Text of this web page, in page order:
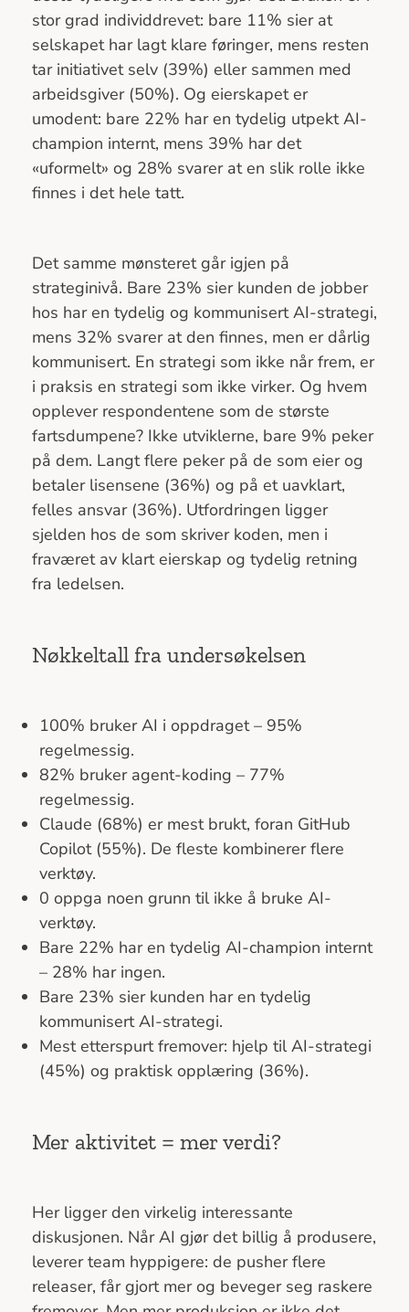
stor grad individdrevet: bare 11% sier at
selskapet har lagt klare føringer, mens resten
tar initiativet selv (39%) eller sammen med
arbeidsgiver (50%). Og eierskapet er
umodent: bare 22% har en tydelig utpekt AI-
champion internt, mens 39% har det
«uformelt» og 28% svarer at en slik rolle ikke
finnes i det hele tatt.
Det samme mønsteret går igjen på
strateginivå. Bare 23% sier kunden de jobber
hos har en tydelig og kommunisert AI-strategi,
mens 32% svarer at den finnes, men er dårlig
kommunisert. En strategi som ikke når frem, er
i praksis en strategi som ikke virker. Og hvem
opplever respondentene som de største
fartsdumpene? Ikke utviklerne, bare 9% peker
på dem. Langt flere peker på de som eier og
betaler lisensene (36%) og på et uavklart,
felles ansvar (36%). Utfordringen ligger
sjelden hos de som skriver koden, men i
fraværet av klart eierskap og tydelig retning
fra ledelsen.
Nøkkeltall fra undersøkelsen
100% bruker AI i oppdraget – 95%
regelmessig.
82% bruker agent-koding – 77%
regelmessig.
Claude (68%) er mest brukt, foran GitHub
Copilot (55%). De fleste kombinerer flere
verktøy.
0 oppga noen grunn til ikke å bruke AI-
verktøy.
Bare 22% har en tydelig AI-champion internt
– 28% har ingen.
Bare 23% sier kunden har en tydelig
kommunisert AI-strategi.
Mest etterspurt fremover: hjelp til AI-strategi
(45%) og praktisk opplæring (36%).
Mer aktivitet = mer verdi?
Her ligger den virkelig interessante
diskusjonen. Når AI gjør det billig å produsere,
leverer team hyppigere: de pusher flere
releaser, får gjort mer og beveger seg raskere